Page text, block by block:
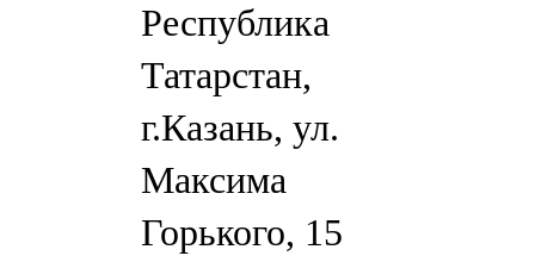
Республика
Татарстан,
г.Казань, ул.
Максима
Горького, 15